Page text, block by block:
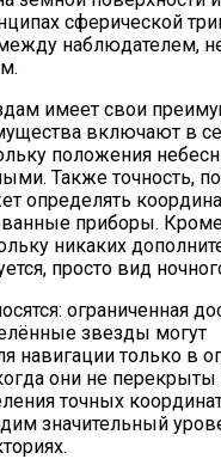
сферической
наблюдателем,
имеет свои
включают в
положения
Также точность,
определять
приборы. Кроме
никаких
просто вид
ограниченная
звезды могут
навигации только в
они не перекрыты
точных
значительный